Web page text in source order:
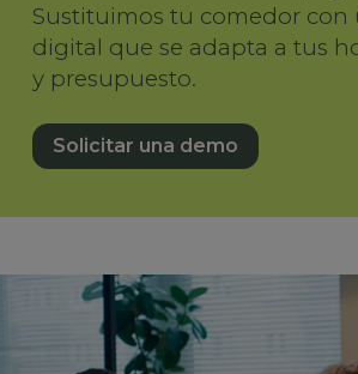
Sustituimos tu comedor con
digital que se adapta a tus
y presupuesto.
Solicitar una demo